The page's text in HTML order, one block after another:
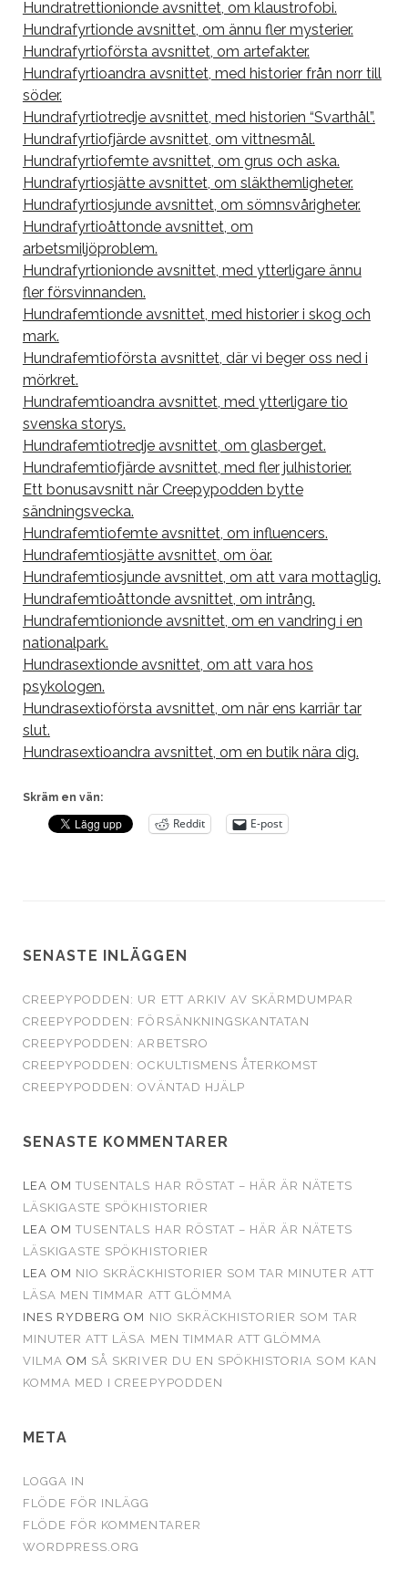
Hundratrettionionde avsnittet, om klaustrofobi.
Hundrafyrtionde avsnittet, om ännu fler mysterier.
Hundrafyrtioförsta avsnittet, om artefakter.
Hundrafyrtioandra avsnittet, med historier från norr till
söder.
Hundrafyrtiotredje avsnittet, med historien “Svarthål”.
Hundrafyrtiofjärde avsnittet, om vittnesmål.
Hundrafyrtiofemte avsnittet, om grus och aska.
Hundrafyrtiosjätte avsnittet, om släkthemligheter.
Hundrafyrtiosjunde avsnittet, om sömnsvårigheter.
Hundrafyrtioåttonde avsnittet, om
arbetsmiljöproblem.
Hundrafyrtionionde avsnittet, med ytterligare ännu
fler försvinnanden.
Hundrafemtionde avsnittet, med historier i skog och
mark.
Hundrafemtioförsta avsnittet, där vi beger oss ned i
mörkret.
Hundrafemtioandra avsnittet, med ytterligare tio
svenska storys.
Hundrafemtiotredje avsnittet, om glasberget.
Hundrafemtiofjärde avsnittet, med fler julhistorier.
Ett bonusavsnitt när Creepypodden bytte
sändningsvecka.
Hundrafemtiofemte avsnittet, om influencers.
Hundrafemtiosjätte avsnittet, om öar.
Hundrafemtiosjunde avsnittet, om att vara mottaglig.
Hundrafemtioåttonde avsnittet, om intrång.
Hundrafemtionionde avsnittet, om en vandring i en
nationalpark.
Hundrasextionde avsnittet, om att vara hos
psykologen.
Hundrasextioförsta avsnittet, om när ens karriär tar
slut.
Hundrasextioandra avsnittet, om en butik nära dig.
Skräm en vän:
Reddit E-post
SENASTE INLÄGGEN
CREEPYPODDEN: UR ETT ARKIV AV SKÄRMDUMPAR
CREEPYPODDEN: FÖRSÄNKNINGSKANTATAN
CREEPYPODDEN: ARBETSRO
CREEPYPODDEN: OCKULTISMENS ÅTERKOMST
CREEPYPODDEN: OVÄNTAD HJÄLP
SENASTE KOMMENTARER
LEA OMTUSENTALS HAR RÖSTAT – HÄR ÄR NÄTETS
LÄSKIGASTE SPÖKHISTORIER
LEA OMTUSENTALS HAR RÖSTAT – HÄR ÄR NÄTETS
LÄSKIGASTE SPÖKHISTORIER
LEA OM NIO SKRÄCKHISTORIER SOM TAR MINUTER ATT
LÄSA MEN TIMMAR ATT GLÖMMA
INES RYDBERG OM NIO SKRÄCKHISTORIER SOM TAR
MINUTER ATT LÄSA MEN TIMMAR ATT GLÖMMA
VILMA OM SÅ SKRIVER DU EN SPÖKHISTORIA SOM KAN
KOMMA MED I CREEPYPODDEN
META
LOGGA IN
FLÖDE FÖR INLÄGG
FLÖDE FÖR KOMMENTARER
WORDPRESS.ORG